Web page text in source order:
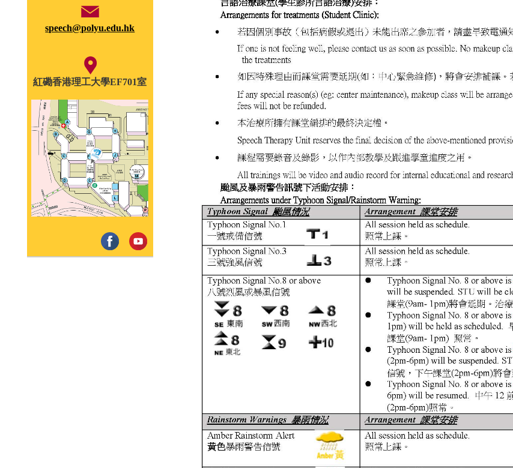
speech@polyu.edu.hk
紅磡香港理工大學EF701室